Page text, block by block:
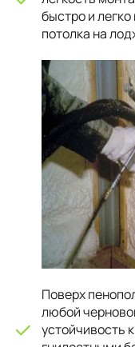
быстро и
потолка на
Поверх
любой
устойчивость